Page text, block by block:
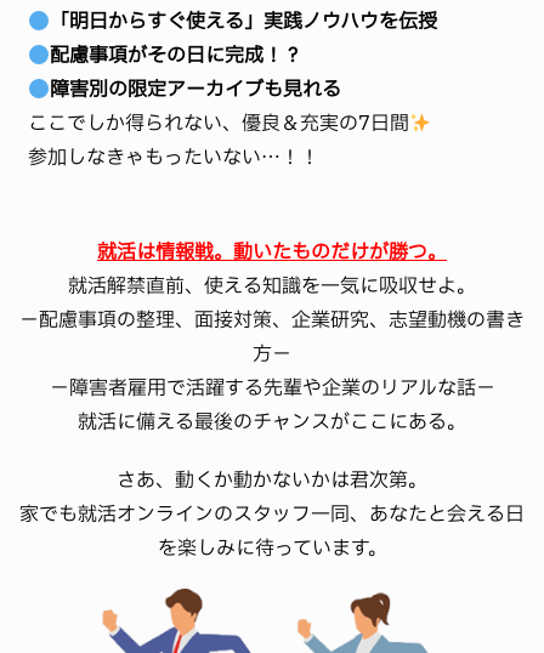
「明日からすぐ使える」実践ノウハウを伝授
配慮事項がその日に完成！？
障害別の限定アーカイブも見れる
ここでしか得られない、優良＆充実の7日間
参加しなきゃもったいない…！！
就活は情報戦。動いたものだけが勝つ。
就活解禁直前、使える知識を一気に吸収せよ。
－配慮事項の整理、面接対策、企業研究、志望動機の書き
方－
－障害者雇用で活躍する先輩や企業のリアルな話－
就活に備える最後のチャンスがここにある。
さあ、動くか動かないかは君次第。
家でも就活オンラインのスタッフ一同、あなたと会える日
を楽しみに待っています。